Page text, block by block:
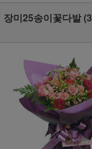
장미25송이꽃다발